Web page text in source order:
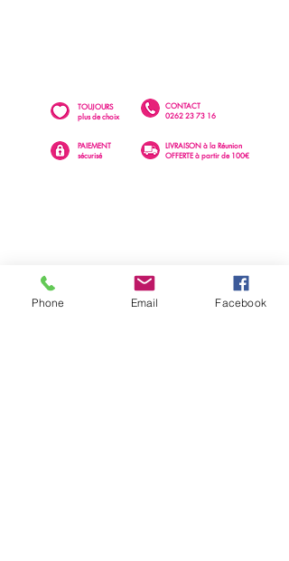
CONTACT
0262 23 73 16
TOUJOURS
plus de choix
PAIEMENT
sécurisé
LIVRAISON à la Réunion
OFFERTE à partir de 100€
Phone Email Facebook